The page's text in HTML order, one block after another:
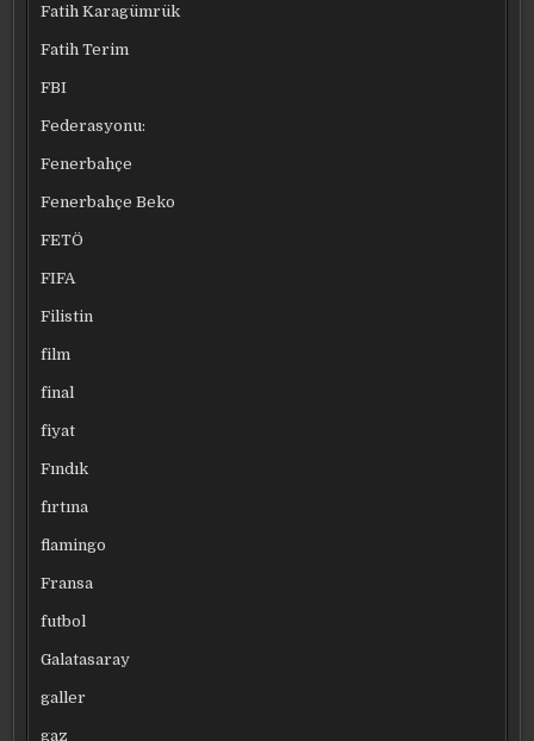
Fatih Karagümrük
Fatih Terim
FBI
Federasyonu:
Fenerbahçe
Fenerbahçe Beko
FETÖ
FIFA
Filistin
film
final
fiyat
Fındık
fırtına
flamingo
Fransa
futbol
Galatasaray
galler
gaz